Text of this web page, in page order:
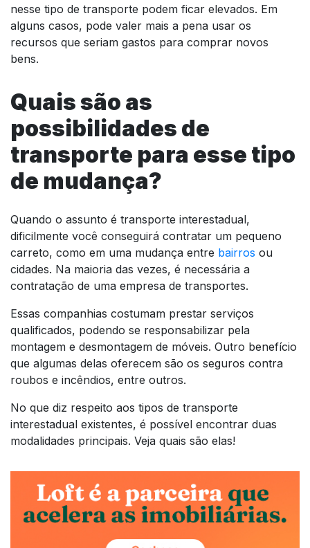
nesse tipo de transporte podem ficar elevados. Em
alguns casos, pode valer mais a pena usar os
recursos que seriam gastos para comprar novos
bens.
Quais são as
possibilidades de
transporte para esse tipo
de mudança?
Quando o assunto é transporte interestadual,
dificilmente você conseguirá contratar um pequeno
carreto, como em uma mudança entre bairros ou
cidades. Na maioria das vezes, é necessária a
contratação de uma empresa de transportes.
Essas companhias costumam prestar serviços
qualificados, podendo se responsabilizar pela
montagem e desmontagem de móveis. Outro benefício
que algumas delas oferecem são os seguros contra
roubos e incêndios, entre outros.
No que diz respeito aos tipos de transporte
interestadual existentes, é possível encontrar duas
modalidades principais. Veja quais são elas!